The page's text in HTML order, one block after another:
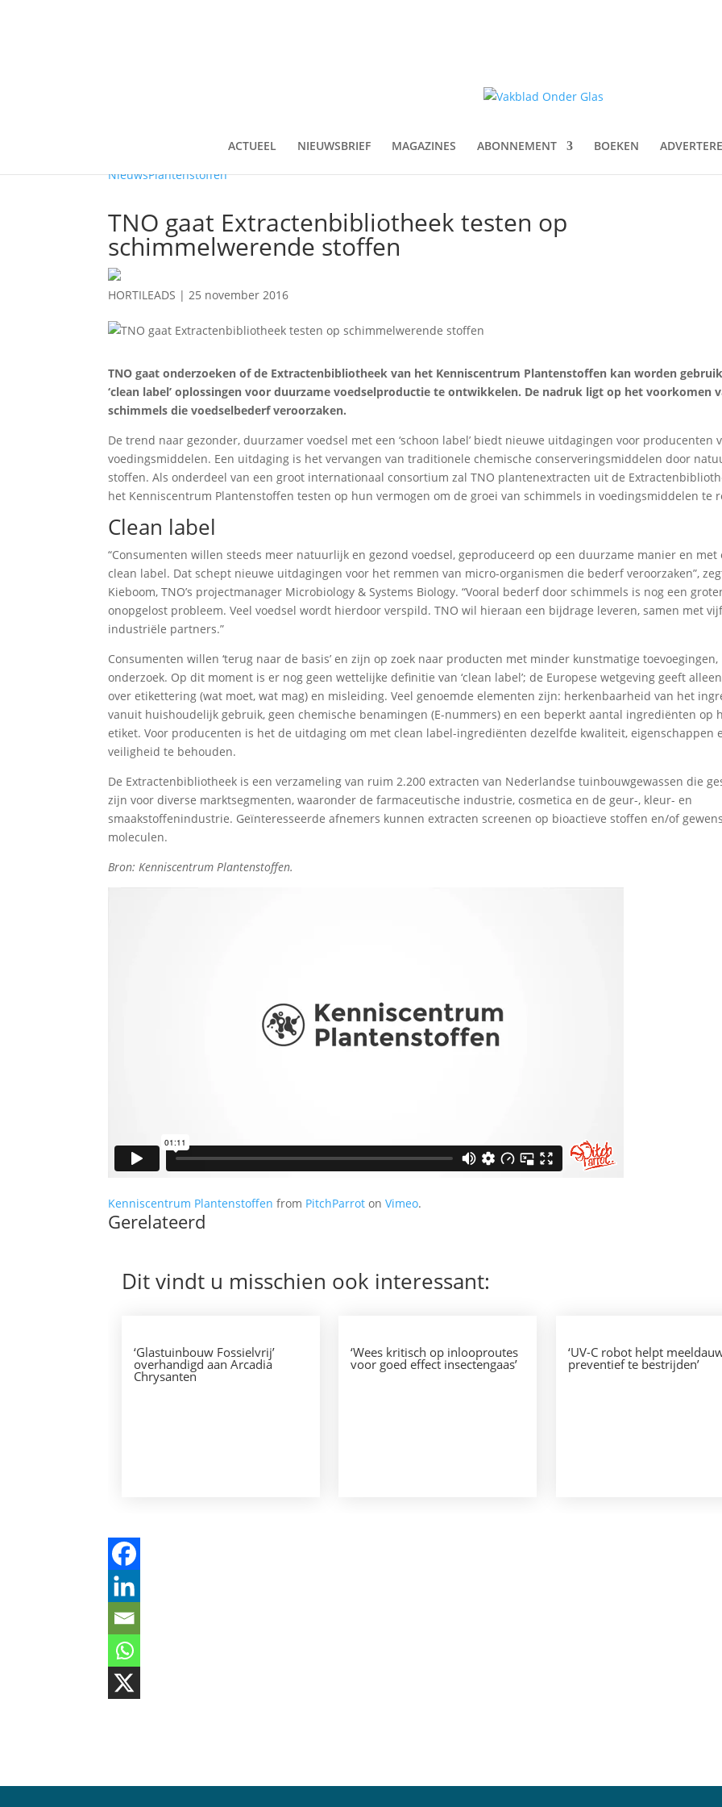
ACTUEEL NIEUWSBRIEF MAGAZINES ABONNEMENT BOEKEN
NieuwsPlantenstoffen
TNO gaat Extractenbibliotheek testen op
schimmelwerende stoffen
HORTILEADS |25 november 2016
TNO gaat onderzoeken of de Extractenbibliotheek van het Kenniscentrum Plantenstoffen kan worden
‘clean label’ oplossingen voor duurzame voedselproductie te ontwikkelen. De nadruk ligt op het voorkomen
schimmels die voedselbederf veroorzaken.
De trend naar gezonder, duurzamer voedsel met een ‘schoon label’ biedt nieuwe uitdagingen voor producenten
voedingsmiddelen. Een uitdaging is het vervangen van traditionele chemische conserveringsmiddelen door
stoffen. Als onderdeel van een groot internationaal consortium zal TNO plantenextracten uit de
het Kenniscentrum Plantenstoffen testen op hun vermogen om de groei van schimmels in voedingsmiddelen te
Clean label
“Consumenten willen steeds meer natuurlijk en gezond voedsel, geproduceerd op een duurzame manier en met
clean label. Dat schept nieuwe uitdagingen voor het remmen van micro-organismen die bederf veroorzaken”,
Kieboom, TNO’s projectmanager Microbiology & Systems Biology. “Vooral bederf door schimmels is nog een
onopgelost probleem. Veel voedsel wordt hierdoor verspild. TNO wil hieraan een bijdrage leveren, samen met
industriële partners.”
Consumenten willen ‘terug naar de basis’ en zijn op zoek naar producten met minder kunstmatige
onderzoek. Op dit moment is er nog geen wettelijke definitie van ‘clean label’; de Europese wetgeving geeft
over etikettering (wat moet, wat mag) en misleiding. Veel genoemde elementen zijn: herkenbaarheid van het
vanuit huishoudelijk gebruik, geen chemische benamingen (E-nummers) en een beperkt aantal ingrediënten op
etiket. Voor producenten is het de uitdaging om met clean label-ingrediënten dezelfde kwaliteit, eigenschappen
veiligheid te behouden.
De Extractenbibliotheek is een verzameling van ruim 2.200 extracten van Nederlandse tuinbouwgewassen die
zijn voor diverse marktsegmenten, waaronder de farmaceutische industrie, cosmetica en de geur-, kleur- en
smaakstoffenindustrie. Geïnteresseerde afnemers kunnen extracten screenen op bioactieve stoffen en/of
moleculen.
Bron: Kenniscentrum Plantenstoffen.
Kenniscentrum Plantenstoffen from PitchParrot onVimeo.
Gerelateerd
Dit vindt u misschien ook interessant:
‘Glastuinbouw Fossielvrij’
overhandigd aan Arcadia
Chrysanten
‘Wees kritisch op inlooproutes
voor goed effect insectengaas’
‘UV-C robot helpt
preventief te bestrijden’